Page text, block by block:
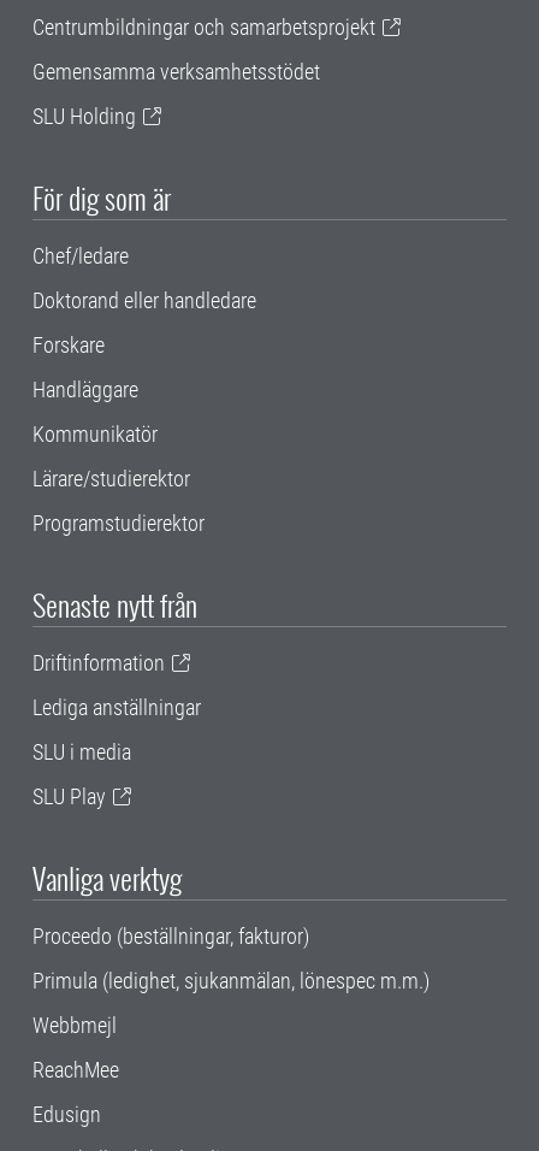
Centrumbildningar och samarbetsprojekt
Gemensamma verksamhetsstödet
SLU Holding
För dig som är
Chef/ledare
Doktorand eller handledare
Forskare
Handläggare
Kommunikatör
Lärare/studierektor
Programstudierektor
Senaste nytt från
Driftinformation
Lediga anställningar
SLU i media
SLU Play
Vanliga verktyg
Proceedo (beställningar, fakturor)
Primula (ledighet, sjukanmälan, lönespec m.m.)
Webbmejl
ReachMee
Edusign